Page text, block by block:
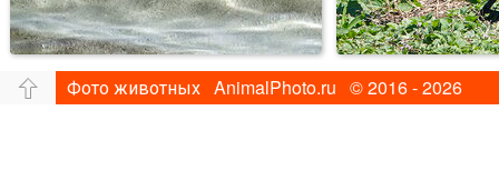
Фото животных AnimalPhoto.ru © 2016 - 2026